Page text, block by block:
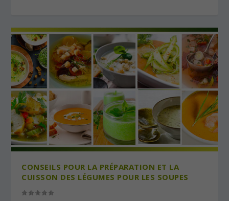
CONSEILS POUR LA PRÉPARATION ET LA
CUISSON DES LÉGUMES POUR LES SOUPES